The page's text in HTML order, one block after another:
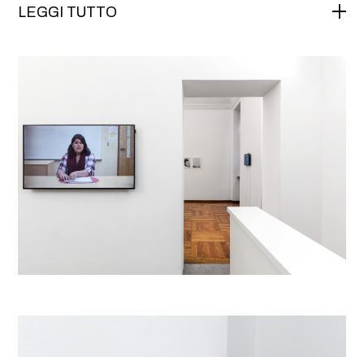
LEGGI TUTTO